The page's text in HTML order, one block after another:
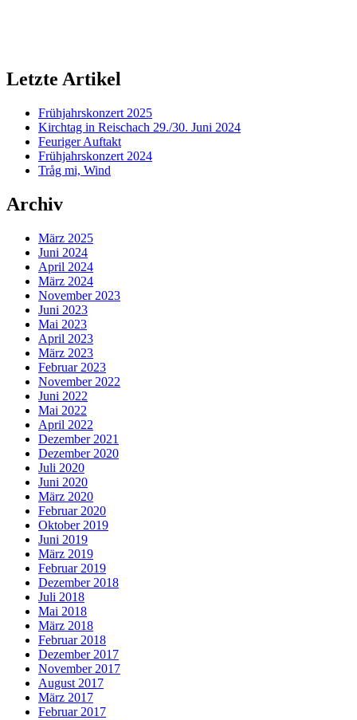
Letzte Artikel
Frühjahrskonzert 2025
Kirchtag in Reischach 29./30. Juni 2024
Feuriger Auftakt
Frühjahrskonzert 2024
Tråg mi, Wind
Archiv
März 2025
Juni 2024
April 2024
März 2024
November 2023
Juni 2023
Mai 2023
April 2023
März 2023
Februar 2023
November 2022
Juni 2022
Mai 2022
April 2022
Dezember 2021
Dezember 2020
Juli 2020
Juni 2020
März 2020
Februar 2020
Oktober 2019
Juni 2019
März 2019
Februar 2019
Dezember 2018
Juli 2018
Mai 2018
März 2018
Februar 2018
Dezember 2017
November 2017
August 2017
März 2017
Februar 2017